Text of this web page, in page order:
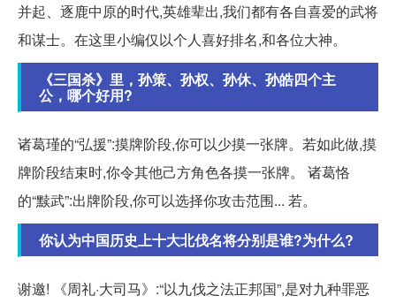
并起、逐鹿中原的时代,英雄辈出,我们都有各自喜爱的武将
和谋士。在这里小编仅以个人喜好排名,和各位大神。
《三国杀》里，孙策、孙权、孙休、孙皓四个主
公，哪个好用?
诸葛瑾的“弘援”:摸牌阶段,你可以少摸一张牌。若如此做,摸
牌阶段结束时,你令其他己方角色各摸一张牌。 诸葛恪
的“黩武”:出牌阶段,你可以选择你攻击范围... 若。
你认为中国历史上十大北伐名将分别是谁?为什么?
谢邀! 《周礼·大司马》:“以九伐之法正邦国”,是对九种罪恶